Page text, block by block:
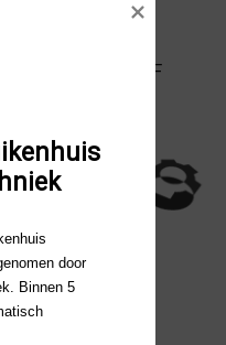
VRAGEN OF
door
Binnen 5